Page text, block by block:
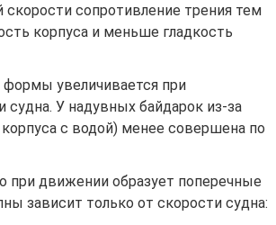
сопротивление трения тем
корпуса и меньше гладкость
увеличивается при
судна. У надувных байдарок из-за
с водой) менее совершена по
при движении образует поперечные
зависит только от скорости судна: